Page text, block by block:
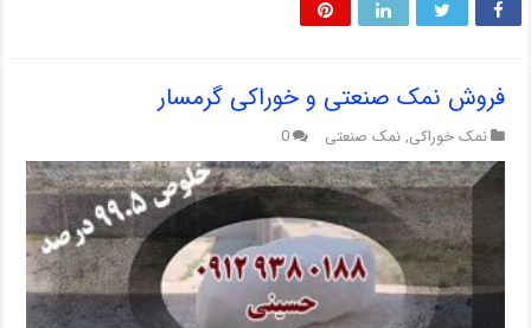
فروش نمک صنعتی و خوراکی گرمسار
نمک خوراکی, نمک صنعتی 0